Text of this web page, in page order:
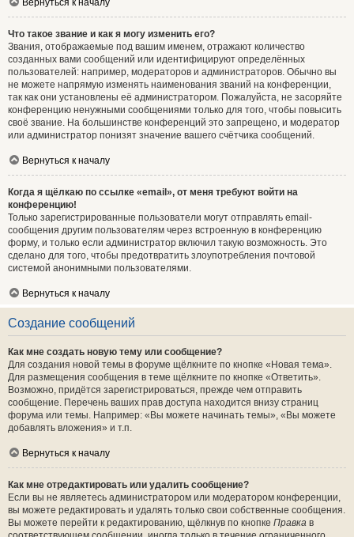
Вернуться к началу
Что такое звание и как я могу изменить его?
Звания, отображаемые под вашим именем, отражают количество
созданных вами сообщений или идентифицируют определённых
пользователей: например, модераторов и администраторов. Обычно вы
не можете напрямую изменять наименования званий на конференции,
так как они установлены её администратором. Пожалуйста, не засоряйте
конференцию ненужными сообщениями только для того, чтобы повысить
своё звание. На большинстве конференций это запрещено, и модератор
или администратор понизят значение вашего счётчика сообщений.
Вернуться к началу
Когда я щёлкаю по ссылке «email», от меня требуют войти на
конференцию!
Только зарегистрированные пользователи могут отправлять email-
сообщения другим пользователям через встроенную в конференцию
форму, и только если администратор включил такую возможность. Это
сделано для того, чтобы предотвратить злоупотребления почтовой
системой анонимными пользователями.
Вернуться к началу
Создание сообщений
Как мне создать новую тему или сообщение?
Для создания новой темы в форуме щёлкните по кнопке «Новая тема».
Для размещения сообщения в теме щёлкните по кнопке «Ответить».
Возможно, придётся зарегистрироваться, прежде чем отправить
сообщение. Перечень ваших прав доступа находится внизу страниц
форума или темы. Например: «Вы можете начинать темы», «Вы можете
добавлять вложения» и т.п.
Вернуться к началу
Как мне отредактировать или удалить сообщение?
Если вы не являетесь администратором или модератором конференции,
вы можете редактировать и удалять только свои собственные сообщения.
Вы можете перейти к редактированию, щёлкнув по кнопке Правка в